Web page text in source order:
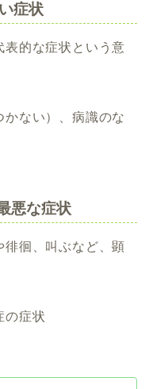
症状
表的な症状という意
ない）、病識のな
悪な症状
徘徊、叫ぶなど、顕
の症状